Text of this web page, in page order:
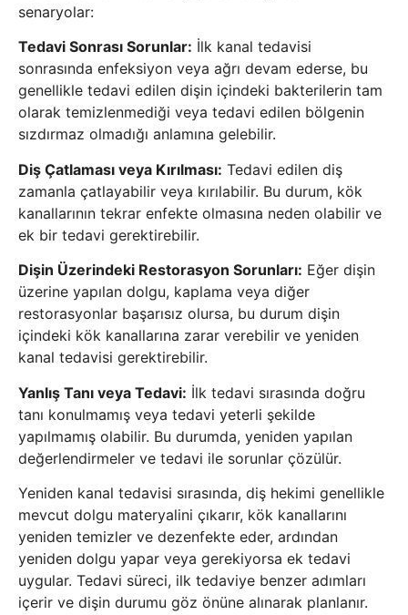
senaryolar:
Tedavi Sonrası Sorunlar: İlk kanal tedavisi
sonrasında enfeksiyon veya ağrı devam ederse, bu
genellikle tedavi edilen dişin içindeki bakterilerin tam
olarak temizlenmediği veya tedavi edilen bölgenin
sızdırmaz olmadığı anlamına gelebilir.
Diş Çatlaması veya Kırılması: Tedavi edilen diş
zamanla çatlayabilir veya kırılabilir. Bu durum, kök
kanallarının tekrar enfekte olmasına neden olabilir ve
ek bir tedavi gerektirebilir.
Dişin Üzerindeki Restorasyon Sorunları: Eğer dişin
üzerine yapılan dolgu, kaplama veya diğer
restorasyonlar başarısız olursa, bu durum dişin
içindeki kök kanallarına zarar verebilir ve yeniden
kanal tedavisi gerektirebilir.
Yanlış Tanı veya Tedavi: İlk tedavi sırasında doğru
tanı konulmamış veya tedavi yeterli şekilde
yapılmamış olabilir. Bu durumda, yeniden yapılan
değerlendirmeler ve tedavi ile sorunlar çözülür.
Yeniden kanal tedavisi sırasında, diş hekimi genellikle
mevcut dolgu materyalini çıkarır, kök kanallarını
yeniden temizler ve dezenfekte eder, ardından
yeniden dolgu yapar veya gerekiyorsa ek tedavi
uygular. Tedavi süreci, ilk tedaviye benzer adımları
içerir ve dişin durumu göz önüne alınarak planlanır.